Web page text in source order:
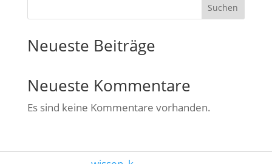
Suchen
Neueste Beiträge
Neueste Kommentare
Es sind keine Kommentare vorhanden.